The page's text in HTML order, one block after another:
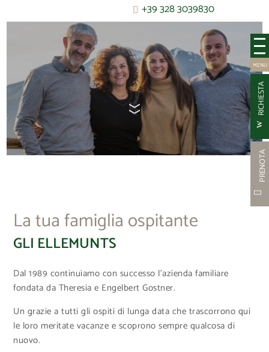
RICHIESTA
PRENOTA
+39 328 3039830
La tua famiglia ospitante
GLI ELLEMUNTS
Dal 1989 continuiamo con successo l’azienda familiare
fondata da Theresia e Engelbert Gostner.
Un grazie a tutti gli ospiti di lunga data che trascorrono qui
le loro meritate vacanze e scoprono sempre qualcosa di
nuovo.